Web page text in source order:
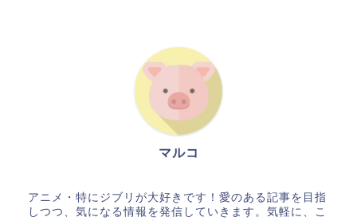
マルコ
アニメ・特にジブリが大好きです！愛のある記事を目指
しつつ、気になる情報を発信していきます。気軽に、こ